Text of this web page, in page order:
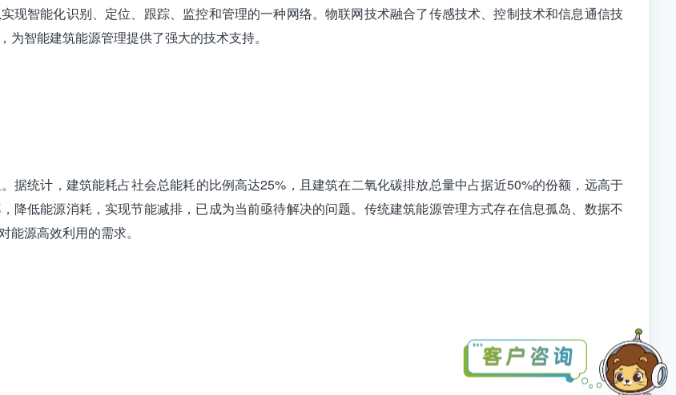
现智能化识别、定位、跟踪、监控和管理的一种网络。物联网技术融合了传感技术、控制技术和信息通信技
智能建筑能源管理提供了强大的技术支持。
据统计，建筑能耗占社会总能耗的比例高达25%，且建筑在二氧化碳排放总量中占据近50%的份额，远高于
降低能源消耗，实现节能减排，已成为当前亟待解决的问题。传统建筑能源管理方式存在信息孤岛、数据不
源高效利用的需求。